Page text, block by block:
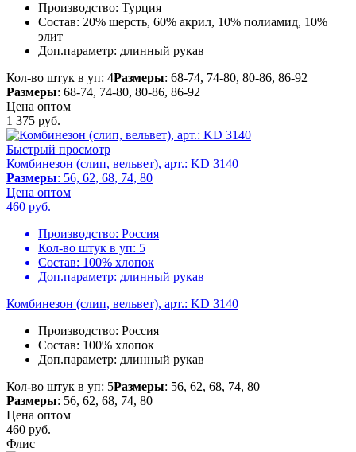
Производство: Турция
Состав: 20% шерсть, 60% акрил, 10% полиамид, 10%
элит
Доп.параметр: длинный рукав
Кол-во штук в уп: 4Размеры: 68-74, 74-80, 80-86, 86-92
Размеры: 68-74, 74-80, 80-86, 86-92
Цена оптом
1 375 руб.
Быстрый просмотр
Комбинезон (слип, вельвет), арт.: KD 3140
Размеры: 56, 62, 68, 74, 80
Цена оптом
460 руб.
Производство: Россия
Кол-во штук в уп: 5
Состав: 100% хлопок
Доп.параметр: длинный рукав
Комбинезон (слип, вельвет), арт.: KD 3140
Производство: Россия
Состав: 100% хлопок
Доп.параметр: длинный рукав
Кол-во штук в уп: 5Размеры: 56, 62, 68, 74, 80
Размеры: 56, 62, 68, 74, 80
Цена оптом
460 руб.
Флис